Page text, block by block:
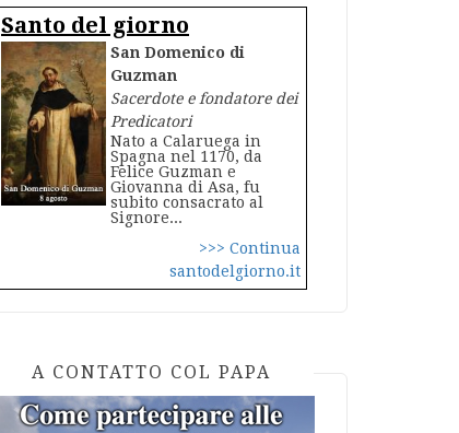
Santo del giorno
San Domenico di
Guzman
Sacerdote e fondatore dei
Predicatori
Nato a Calaruega in
Spagna nel 1170, da
Felice Guzman e
Giovanna di Asa, fu
subito consacrato al
Signore...
>>> Continua
santodelgiorno.it
A CONTATTO COL PAPA